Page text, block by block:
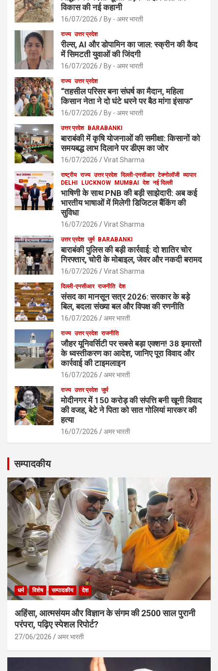
विकास की नई कहानी
16/07/2026 By - अमर भारती
राज्य उत्तर प्रदेश
रील्स, AI और डोपामिन का जाल: स्क्रीन की कैद
में सिमटती युवाओं की जिंदगी
16/07/2026 By - अमर भारती
राज्य उत्तर प्रदेश
“तहसील परिसर बना संघर्ष का मैदान, महिला
किसान नेता ने दो घंटे धरने पर बैठ मांगा इंसाफ”
16/07/2026 By - अमर भारती
उत्तर प्रदेश BARABANKI
बाराबंकी में कृषि योजनाओं की समीक्षा: किसानों को
समयबद्ध लाभ दिलाने पर डीएम का जोर
16/07/2026 Virat Sharma
राष्ट्रीय राज्य उत्तर प्रदेश दिल्ली-एनसीआर टेक्नोलॉजी व्यापार
DELHI
LUCKNOW MUMBAI देश नई दिल्ली
भाषिणी के साथ PNB की बड़ी साझेदारी: अब कई
भारतीय भाषाओं में मिलेगी डिजिटल बैंकिंग की
सुविधा
16/07/2026 Virat Sharma
उत्तर प्रदेश जुर्म BARABANKI
बाराबंकी पुलिस की बड़ी कार्रवाई: दो शातिर चोर
गिरफ्तार, चोरी के मोबाइल, जेवर और नकदी बरामद
16/07/2026 Virat Sharma
दिल्ली-एनसीआर राजनीति देश
संसद का मानसून सत्र 2026: सरकार के बड़े
बिल, बदला संख्या बल और विपक्ष की रणनीति
16/07/2026 अमर भारती
राज्य उत्तर प्रदेश राजनीति
जौहर यूनिवर्सिटी पर सबसे बड़ा एक्शन! 38 इमारतों
के ध्वस्तीकरण का आदेश, जानिए पूरा विवाद और
कार्रवाई की टाइमलाइन
16/07/2026 अमर भारती
राज्य उत्तर प्रदेश जुर्म
मोदीनगर में 150 करोड़ की संपत्ति बनी खूनी विवाद
की वजह, बेटे ने पिता को सात गोलियां मारकर की
हत्या
16/07/2026 अमर भारती
सम्पादकीय
धर्म विशेष सम्पादकीय देश
अहिंसा, आत्मसंयम और विज्ञान के संगम की 2500 साल पुरानी
परंपरा, पढ़िए स्पेशल रिपोर्ट?
27/06/2026 अमर भारती